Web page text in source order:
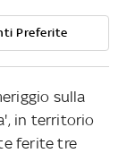
Preferite
sulla
in territorio
ferite tre